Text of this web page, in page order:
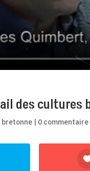
des cultures
bretonne | 0 commentaire